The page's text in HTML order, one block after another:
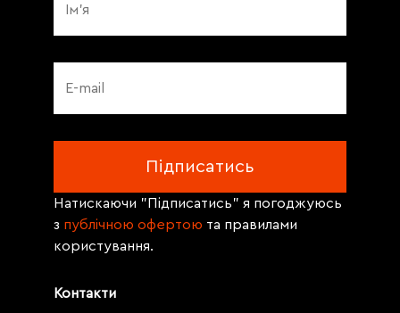
Контакти
Натискаючи "Підписатись" я погоджуюсь
з публічною офертою та правилами
користування.